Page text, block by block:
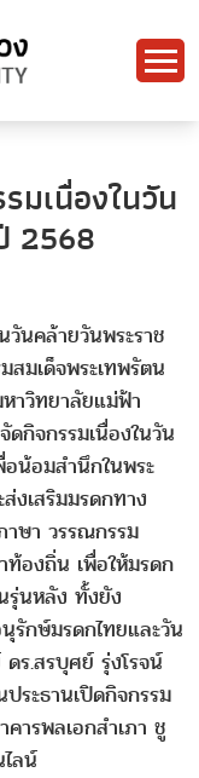
มเนื่องในวัน
2568
นคล้ายวันพระราช
สมเด็จพระเทพรัตน
าวิทยาลัยแม่ฟ้า
กิจกรรมเนื่องในวัน
น้อมสำนึกในพระ
เสริมมรดกทาง
ษา วรรณกรรม
องถิ่น เพื่อให้มรดก
รุ่นหลัง ทั้งยัง
รักษ์มรดกไทยและวัน
ร.สรบุศย์ รุ่งโรจน์
ะธานเปิดกิจกรรม
ารพลเอกสำเภา ชู
ลน์